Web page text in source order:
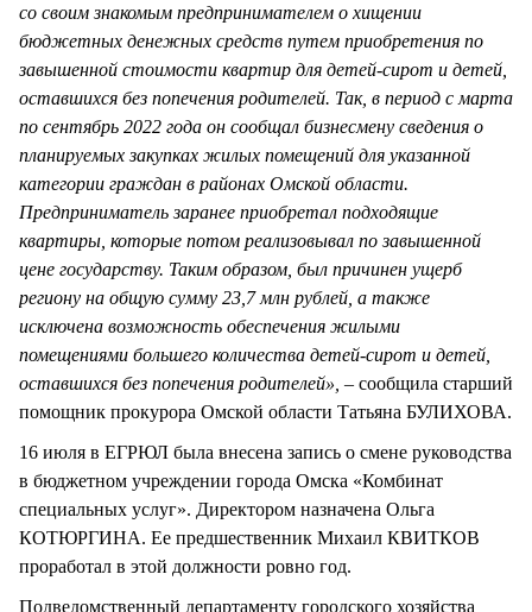
со своим знакомым предпринимателем о хищении
бюджетных денежных средств путем приобретения по
завышенной стоимости квартир для детей-сирот и детей,
оставшихся без попечения родителей. Так, в период с марта
по сентябрь 2022 года он сообщал бизнесмену сведения о
планируемых закупках жилых помещений для указанной
категории граждан в районах Омской области.
Предприниматель заранее приобретал подходящие
квартиры, которые потом реализовывал по завышенной
цене государству. Таким образом, был причинен ущерб
региону на общую сумму 23,7 млн рублей, а также
исключена возможность обеспечения жилыми
помещениями большего количества детей-сирот и детей,
оставшихся без попечения родителей», – сообщила старший
помощник прокурора Омской области Татьяна БУЛИХОВА.
16 июля в ЕГРЮЛ была внесена запись о смене руководства
в бюджетном учреждении города Омска «Комбинат
специальных услуг». Директором назначена Ольга
КОТЮРГИНА. Ее предшественник Михаил КВИТКОВ
проработал в этой должности ровно год.
Подведомственный департаменту городского хозяйства